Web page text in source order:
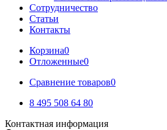
Сотрудничество
Статьи
Контакты
Корзина0
Отложенные0
Сравнение товаров0
8 495 508 64 80
Контактная информация